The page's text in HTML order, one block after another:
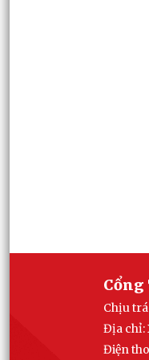
Chịu
Địa chỉ:
Điện